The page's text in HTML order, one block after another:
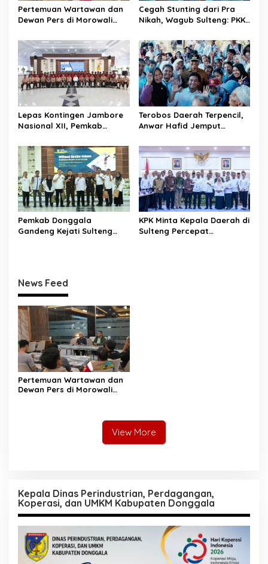
Pertemuan Wartawan dan
Dewan Pers di Morowali
dan Peningkatan
Kompetensi Jurnalis
Cegah Stunting dari Pra
Nikah, Wagub Sulteng: PKK
Selamatkan Generasi Emas
Lepas Kontingen Jambore
Nasional XII, Pemkab
Pramuka Jadi Duta
Karakter dan Kebanggaan
Daerah
Terobos Daerah Terpencil,
Anwar Hafid Jemput
“Tak Boleh Ada Wilayah
yang Tertinggal”
Pemkab Donggala
Gandeng Kejati Sulteng
KPK Minta Kepala Daerah di
Sulteng Percepat
News Feed
Pertemuan Wartawan dan
Dewan Pers di Morowali
View More
Kepala Dinas Perindustrian, Perdagangan,
Koperasi, dan UMKM Kabupaten Donggala